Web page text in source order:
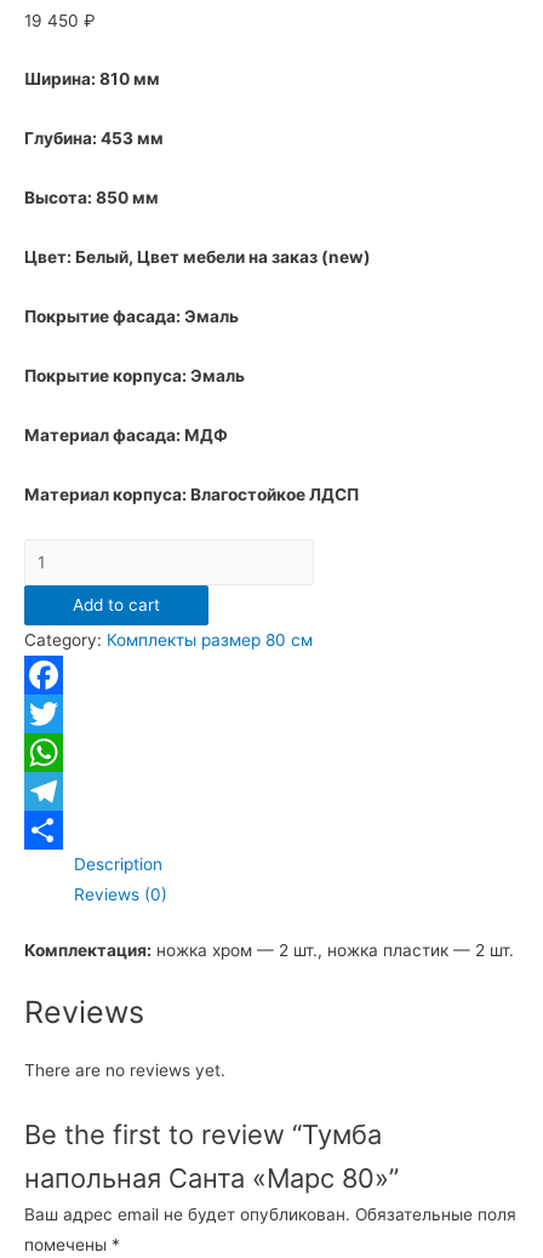
19 450 ₽
Ширина: 810 мм
Глубина: 453 мм
Высота: 850 мм
Цвет: Белый, Цвет мебели на заказ (new)
Покрытие фасада: Эмаль
Покрытие корпуса: Эмаль
Материал фасада: МДФ
Материал корпуса: Влагостойкое ЛДСП
Тумба
напольная
"Марс
80"
quantity
Add to cart
Category: Комплекты размер 80 см
Facebook
Twitter
WhatsApp
Telegram
ОтправитьDescription
Reviews (0)
Комплектация: ножка хром — 2 шт., ножка пластик — 2 шт.
Reviews
There are no reviews yet.
Be the first to review “Тумба
напольная Санта «Марс 80»”
Ваш адрес email не будет опубликован. Обязательные поля
помечены *